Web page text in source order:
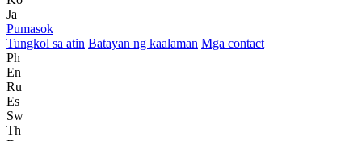
Ja
Pumasok
Tungkol sa atin Batayan ng kaalaman Mga contact
Ph
En
Ru
Es
Sw
Th